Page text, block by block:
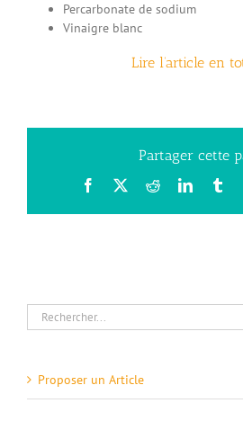
Percarbonate de sodium
Vinaigre blanc
Lire l’article en
Partager cette
Facebook
X RedditLinkedIn
Rechercher:
Proposer un Article